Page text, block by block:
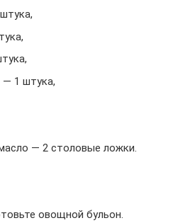
— 1 штука,
— 2 столовые ложки.
овощной бульон.